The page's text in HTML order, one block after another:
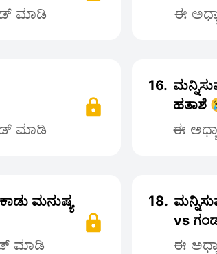
ಮಾಡಿ
ಈ
ಮಾಡಿ
16.
ಹತಾಶೆ
ಈ
ಮನುಷ್ಯ
ಮಾಡಿ
18.
vs
ಈ